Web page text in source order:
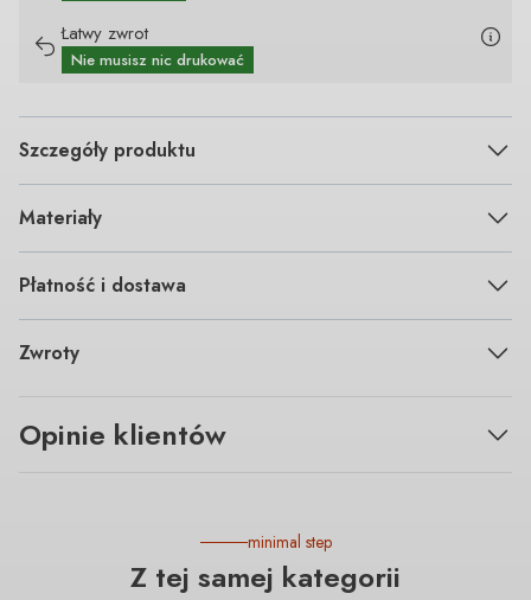
Łatwy zwrot
Nie musisz nic drukować
Szczegóły produktu
Materiały
Płatność i dostawa
Zwroty
Opinie klientów
minimal step
Z tej samej kategorii